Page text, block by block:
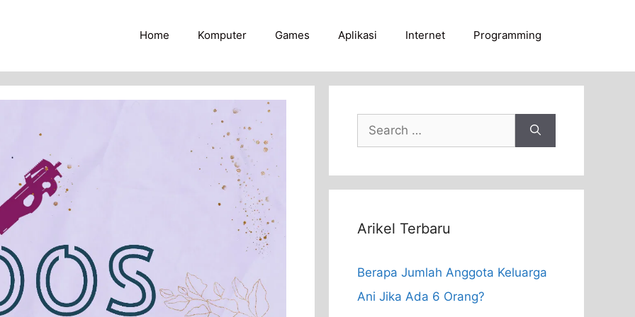
Home Komputer Games Aplikasi Internet Programming
Search
for:
Arikel Terbaru
Berapa Jumlah Anggota Keluarga
Ani Jika Ada 6 Orang?